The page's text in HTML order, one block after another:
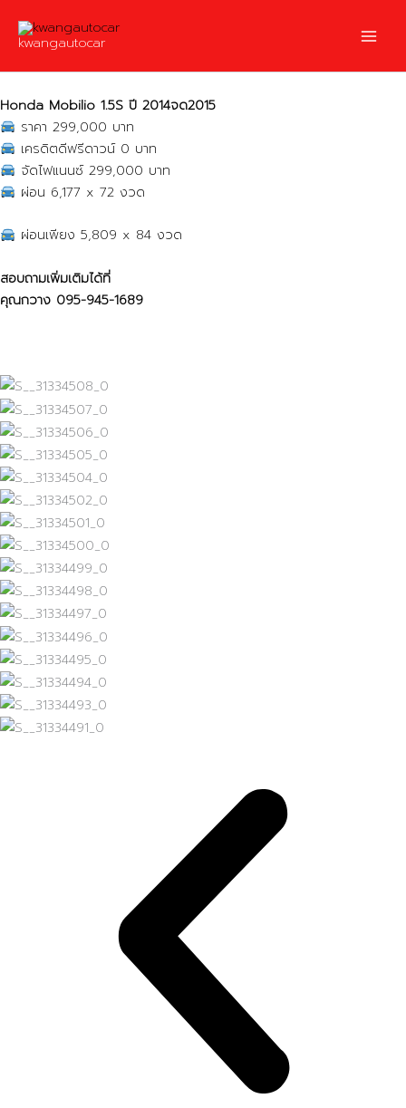
content
kwangautocar
Honda Mobilio 1.5S ปี 2014จด2015
ราคา 299,000 บาท
เครดิตดีฟรีดาวน์ 0 บาท
จัดไฟแนนซ์ 299,000 บาท
ผ่อน 6,177 x 72 งวด
ผ่อนเพียง 5,809 x 84 งวด
สอบถามเพิ่มเติมได้ที่
คุณกวาง 095-945-1689